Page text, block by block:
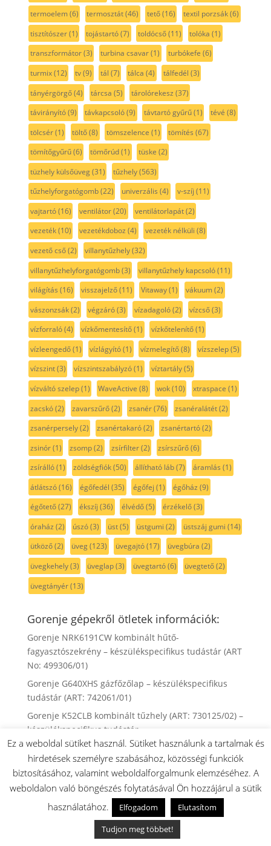
termoelem(6) termosztát(46) tető(16) textil porzsák(6)
tisztítószer(1) tojástartó(7) toldócső(11) tolóka (1)
transzformátor(3) turbina csavar(1) turbókefe (6)
turmix(12) tv(9) tál (7) tálca (4) tálfedél (3)
tányérgörgő(4) tárcsa (5) tárolórekesz (37)
távirányító(9) távkapcsoló(9) távtartó gyűrű(1) tévé (8)
tölcsér(1) töltő(8) tömszelence (1) tömítés (67)
tömítőgyűrű(6) tömőrúd(1) tüske (2)
tüzhely külsőüveg(31) tűzhely(563)
tűzhelyforgatógomb(22) univerzális (4) v-szíj (11)
vajtartó(16) ventilátor(20) ventilátorlapát(2)
vezeték(10) vezetékdoboz (4) vezeték nélküli (8)
vezető cső(2) villanytűzhely(32)
villanytűzhelyforgatógomb(3) villanytűzhely kapcsoló(11)
világítás (16) visszajelző(11) Vitaway(1) vákuum(2)
vászonzsák(2) végzáró(3) vízadagoló(2) vízcső(3)
vízforraló(4) vízkőmentesítő(1) vízkőtelenítő(1)
vízleengedő(1) vízlágyító(1) vízmelegítő(8) vízszelep(5)
vízszint(3) vízszintszabályzó(1) víztartály(5)
vízváltó szelep(1) WaveActive (8) wok(10) xtraspace (1)
zacskó(2) zavarszűrő(2) zsanér(76) zsanéralátét(2)
zsanérpersely(2) zsanértakaró(2) zsanértartó(2)
zsinór(1) zsomp(2) zsírfilter(2) zsírszűrő(6)
zsírálló(1) zöldségfiók(50) állítható láb(7) áramlás (1)
átlátszó(16) égőfedél (35) égőfej (1) égőház (9)
égőtető(27) ékszíj (36) élvédő(5) érzékelő(3)
óraház (2) úszó(3) üst(5) üstgumi (2) üstszáj gumi (14)
ütköző(2) üveg(123) üvegajtó(17) üvegbúra (2)
üvegkehely(3) üveglap(3) üvegtartó(6) üvegtető(2)
üvegtányér(13)
Gorenje gépekről ötletek információk:
Gorenje NRK6191CW kombinált hűtő-
fagyasztószekrény – készülékspecifikus tudástár (ART
No: 499306/01)
Gorenje G640XHS gázfőzőlap – készülékspecifikus
tudástár (ART: 742061/01)
Gorenje K52CLB kombinált tűzhely (ART: 730125/02) –
készülékspecifikus tudástár
Gorenje NRS9181VX side-by-side hűtőszekrény –
hibakódok, alkatrészek, javítási útmutató (ART
733129)
Gorenje WA72105 szabadonálló automata mosógép –
készülékspecifikus tudástár (185850/05)
Gorenje WA64123 szabadonálló automata mosógép –
készülékspecifikus tudástár (101752/08)
Ez a weboldal sütiket használ. Sütiket használunk a tartalmak és
hirdetések személyre szabásához, közösségi funkciók
biztosításához, valamint weboldalforgalmunk elemzéséhez. A
weboldalon való böngészés folytatásával Ön hozzájárul a sütik
használatához.
Elfogadom
Elutasítom
Tudjon meg többet!